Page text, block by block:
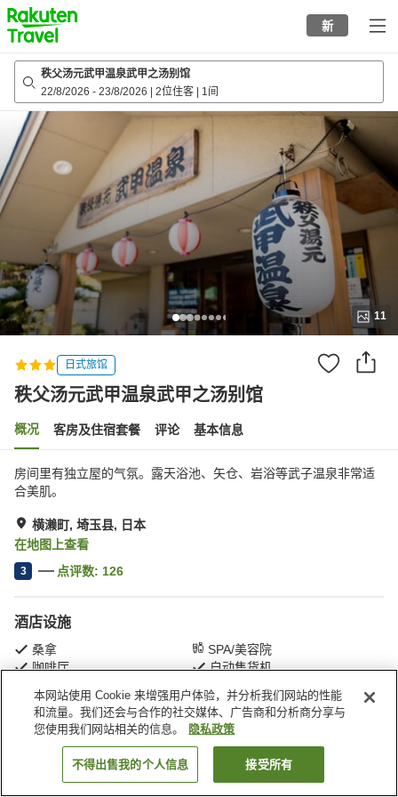
to
top
page
新
秩父汤元武甲温泉武甲之汤别馆
22/8/2026 - 23/8/2026 2位住客 1间
11
日式旅馆
秩父汤元武甲温泉武甲之汤别馆
概况 客房及住宿套餐 评论 基本信息
房间里有独立屋的气氛。露天浴池、矢仓、岩浴等武子温泉非常适
合美肌。
横濑町, 埼玉县, 日本
在地图上查看
3 点评数: 126
酒店设施
桑拿
SPA/美容院
咖啡厅
自动售货机
首页 日本 埼玉县 横濑町 秩父汤元武甲温泉武甲之汤别馆
搜索客房
本网站使用 Cookie 来增强用户体验，并分析我们网站的性能
和流量。我们还会与合作的社交媒体、广告商和分析商分享与
您使用我们网站相关的信息。
隐私政策
不得出售我的个人信息 接受所有